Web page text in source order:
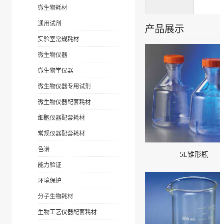
微生物耗材
通用试剂
实验室常规耗材
微生物仪器
微生物学仪器
微生物仪器专用试剂
微生物仪器配套耗材
细胞仪器配套耗材
常规仪器配套耗材
色谱
能力验证
环境保护
分子生物耗材
生物工艺仪器配套耗材
产品展示
5L锥形瓶